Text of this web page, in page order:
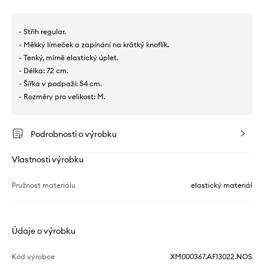
- Střih regular.
- Měkký límeček a zapínání na krátký knoflík.
- Tenký, mírně elastický úplet.
- Délka: 72 cm.
- Šířka v podpaží: 54 cm.
- Rozměry pro velikost: M.
Podrobnosti o výrobku
Vlastnosti výrobku
Pružnost materiálu elastický materiál
Údaje o výrobku
Kód výrobce XM000367.AF13022.NOS